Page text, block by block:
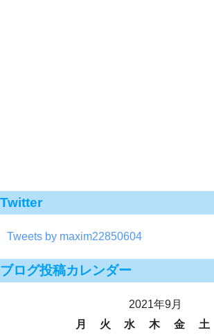
Twitter
Tweets by maxim22850604
ブログ投稿カレンダー
2021年9月
月
火 水 木 金 土